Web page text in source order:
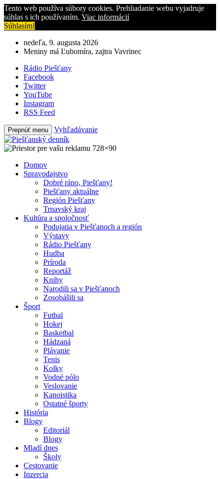
Tento web používa súbory cookies. Prehliadanie webu vyjadruje
súhlas s ich používaním. Viac informácií
Súhlasím!
nedeľa, 9. augusta 2026
Meniny má Ľubomíra, zajtra Vavrinec
Rádio Piešťany
Facebook
Twitter
YouTube
Instagram
RSS Feed
Prepnúť menu Vyhľadávanie
Domov
Spravodajstvo
Dobré ráno, Piešťany!
Piešťany aktuálne
Región Piešťany
Trnavský kraj
Kultúra a spoločnosť
Podujatia v Piešťanoch a región
Výstavy
Rádio Piešťany
Hudba
Príroda
Reportáž
Knihy
Narodili sa v Piešťanoch
Zosobášili sa
Šport
Futbal
Hokej
Basketbal
Hádzaná
Plávanie
Tenis
Kolky
Vodné pólo
Veslovanie
Kanoistika
Ostatné športy
História
Blogy
Editoriál
Blogy
Mladí dnes
Školy
Cestovanie
Inzercia